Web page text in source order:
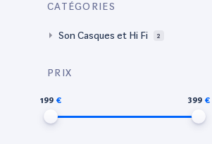
CATÉGORIES
Son Casques et Hi Fi 2
PRIX
199 399